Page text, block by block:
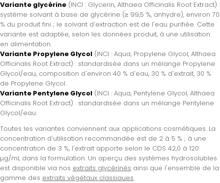
Variante glycérine (INCI : Glycerin, Althaea Officinalis Root Extract) :
système solvant à base de glycérine (≥ 99,5 %, anhydre), environ 70
% du produit fini ; le solvant d'extraction est de l'eau purifiée. Cette
variante est adaptée, selon les données produit, à une utilisation
en alimentation.
Variante Propylene Glycol (INCI : Aqua, Propylene Glycol, Althaea
Officinalis Root Extract) : standardisée dans un mélange Propylene
Glycol/eau, composition d'environ 40 % d'eau, 30 % d'extrait, 30 %
de Propylene Glycol.
Variante Pentylene Glycol (INCI : Aqua, Pentylene Glycol, Althaea
Officinalis Root Extract) : standardisée dans un mélange Pentylene
Glycol/eau.
Toutes les variantes conviennent aux applications cosmétiques. La
concentration d'utilisation recommandée est de 2 à 5 % ; à une
concentration de 3 %, l'extrait apporte selon le CDS 42,0 à 120
µg/mL dans la formulation. Un aperçu des systèmes hydrosolubles
est disponible via nos extraits glycérinés ainsi que l'ensemble de la
gamme des extraits végétaux classiques.